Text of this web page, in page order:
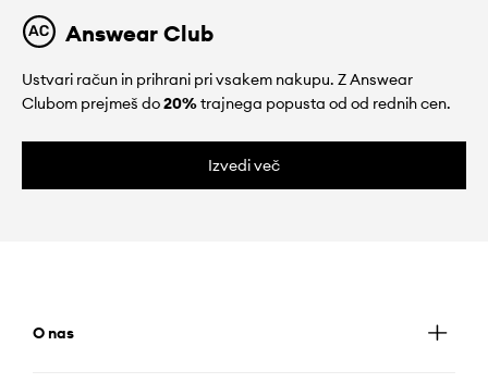
Answear Club
Ustvari račun in prihrani pri vsakem nakupu. Z Answear
Clubom prejmeš do20%trajnega popusta od od rednih cen.
Izvedi več
O nas